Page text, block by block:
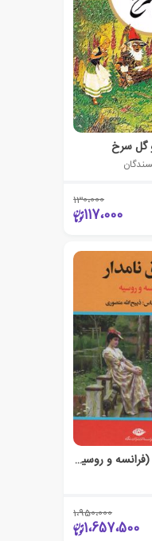
گل سرخ
130،000
117،000
عشاق نامدار (فرانسه و روسیه)
1،950،000
1،657،500